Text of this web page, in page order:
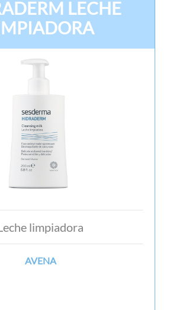
LECHE
limpiadora
AVENA